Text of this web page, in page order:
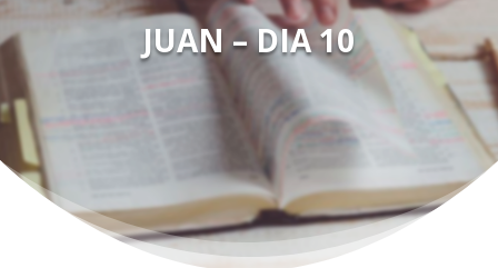
JUAN – DIA 10